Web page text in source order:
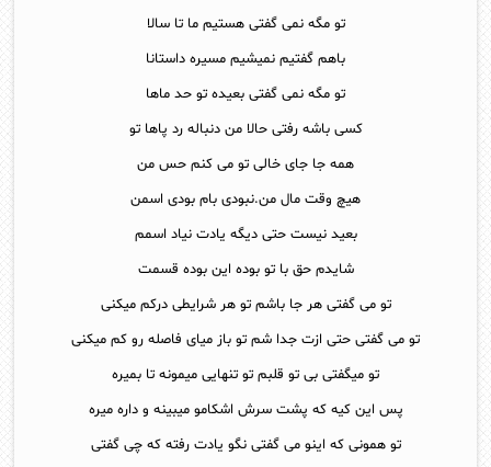
تو مگه نمی گفتی هستیم ما تا سالا
باهم گفتیم نمیشیم مسیره داستانا
تو مگه نمی گفتی بعیده تو حد ماها
کسی باشه رفتی حالا من دنباله رد پاها تو
همه جا جای خالی تو می کنم حس من
هیچ وقت مال من.نبودی بام بودی اسمن
بعید نیست حتی دیگه یادت نیاد اسمم
شایدم حق با تو بوده این بوده قسمت
تو می گفتی هر جا باشم تو هر شرایطی درکم میکنی
تو می گفتی حتی ازت جدا شم تو باز میای فاصله رو کم میکنی
تو میگفتی بی تو قلبم تو تنهایی میمونه تا بمیره
پس این کیه که پشت سرش اشکامو میبینه و داره میره
تو همونی که اینو می گفتی نگو یادت رفته که چی گفتی